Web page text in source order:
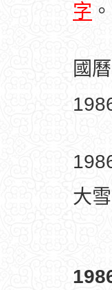
字 。
國
大